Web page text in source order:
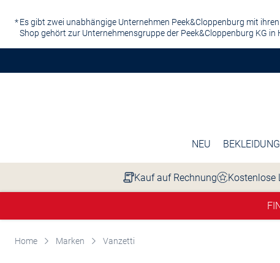
Es gibt zwei unabhängige Unternehmen Peek&Cloppenburg mit
Shop gehört zur Unternehmensgruppe der Peek&Cloppenburg KG in
NEU BEKLEIDUNG
Kauf auf Rechnung Kostenlose
Home Marken Vanzetti